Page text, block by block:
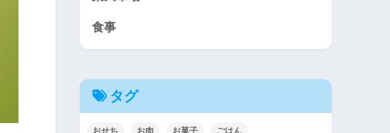
食事
タグ
おせち お肉 お菓子 ごはん